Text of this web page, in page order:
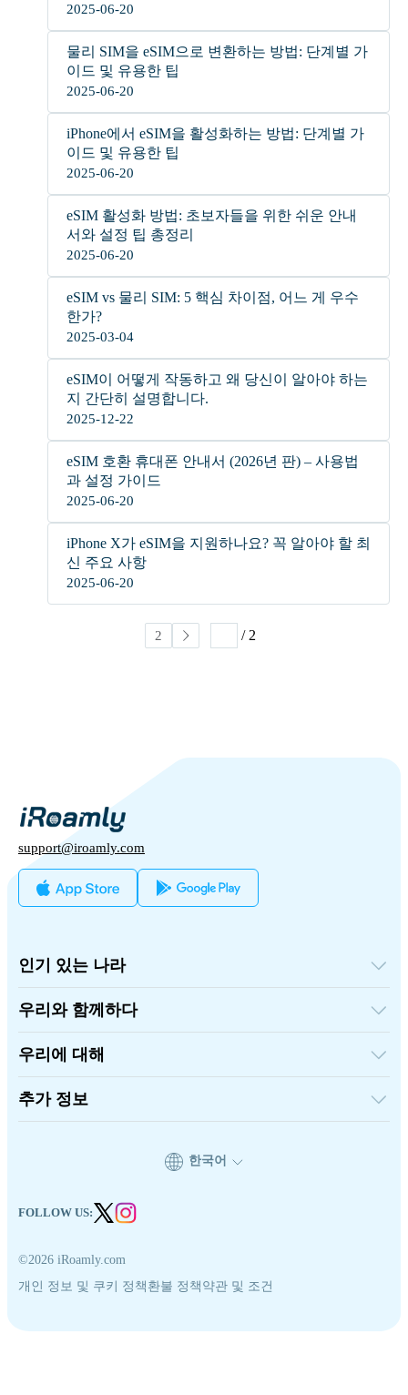
2025-06-20
물리 SIM을 eSIM으로 변환하는 방법: 단계별 가
이드 및 유용한 팁
2025-06-20
iPhone에서 eSIM을 활성화하는 방법: 단계별 가
이드 및 유용한 팁
2025-06-20
eSIM 활성화 방법: 초보자들을 위한 쉬운 안내
서와 설정 팁 총정리
2025-06-20
eSIM vs 물리 SIM: 5 핵심 차이점, 어느 게 우수
한가?
2025-03-04
eSIM이 어떻게 작동하고 왜 당신이 알아야 하는
지 간단히 설명합니다.
2025-12-22
eSIM 호환 휴대폰 안내서 (2026년 판) – 사용법
과 설정 가이드
2025-06-20
iPhone X가 eSIM을 지원하나요? 꼭 알아야 할 최
신 주요 사항
2025-06-20
2 / 2
support@iroamly.com
인기 있는 나라
미국
영국
터키
프랑스
태국
일본
인도
우리와 함께하다
도매 플랫폼
추천하고 벌다
제휴 프로그램
API 문서
우리에 대해
iRoamly에 대하여
연락처
추가 정보
지원 센터
eSIM 기초 지식
©2026 iRoamly.com
개인 정보 및 쿠키 정책 환불 정책 약관 및 조건
한국어
FOLLOW US: